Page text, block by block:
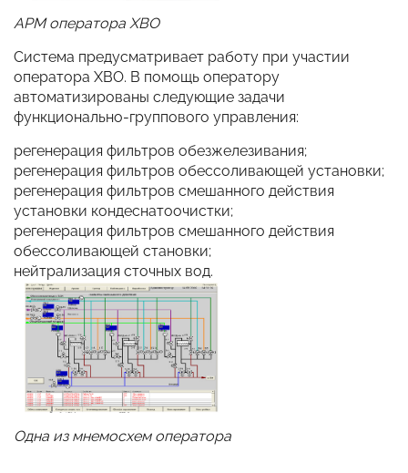
АРМ оператора ХВО
Система предусматривает работу при участии
оператора ХВО. В помощь оператору
автоматизированы следующие задачи
функционально-группового управления:
регенерация фильтров обезжелезивания;
регенерация фильтров обессоливающей установки;
регенерация фильтров смешанного действия
установки кондеснатоочистки;
регенерация фильтров смешанного действия
обессоливающей становки;
нейтрализация сточных вод.
Одна из мнемосхем оператора